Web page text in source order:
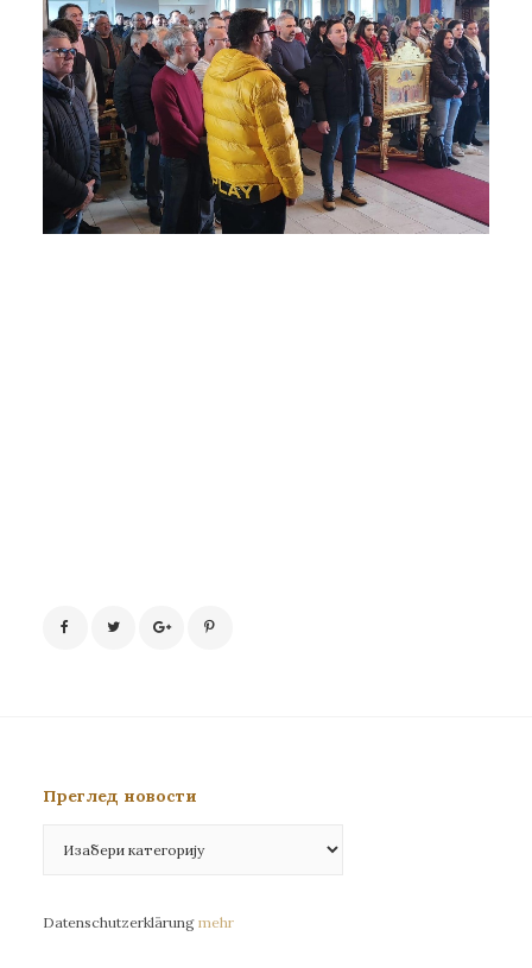
Преглед новости
новости
Datenschutzerklärung mehr